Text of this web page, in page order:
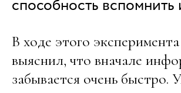
способность
В ходе этого
выяснил, что вначале
забывается очень быстро.